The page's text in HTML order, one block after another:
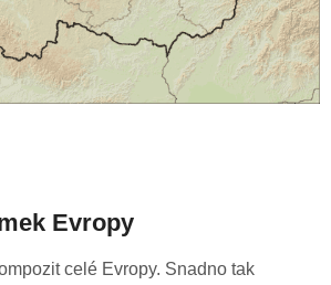
Evropy
celé Evropy. Snadno tak